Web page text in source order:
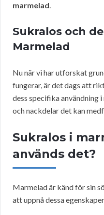
marmelad.
Sukralos och
Marmelad
Nu när vi har utforskat
fungerar, är det dags att
dess specifika användning
och nackdelar det kan
Sukralos i
används det?
Marmelad är känd för sin
att uppnå dessa